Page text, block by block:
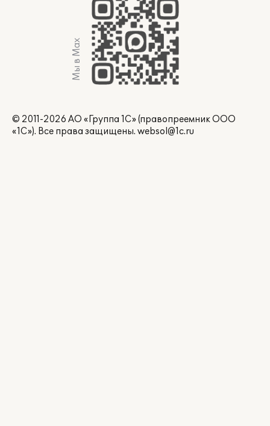
Мы в Max
© 2011-2026 АО «Группа 1С» (правопреемник ООО
«1С»). Все права защищены. websol@1c.ru